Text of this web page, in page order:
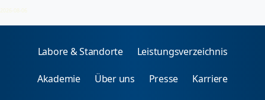
2026-08-06
Labore & Standorte Leistungsverzeichnis
Akademie Über uns Presse Karriere